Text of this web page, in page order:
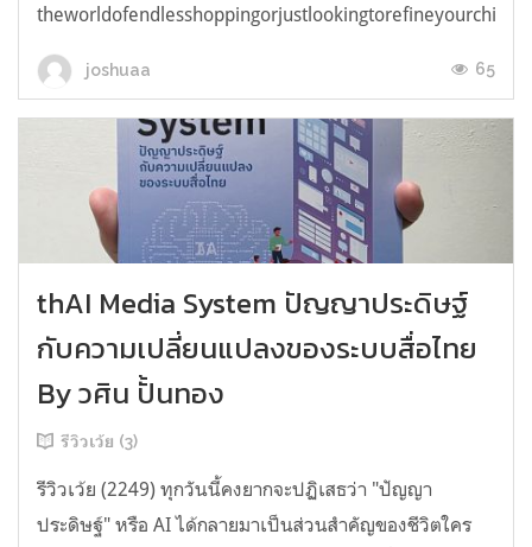
joshuaa 65
thAI Media System ปัญญาประดิษฐ์
กับความเปลี่ยนแปลงของระบบสื่อไทย
By วศิน ปั้นทอง
รีวิวเว้ย (3)
รีวิวเว้ย (2249) ทุกวันนี้คงยากจะปฏิเสธว่า "ปัญญา
ประดิษฐ์" หรือ AI ได้กลายมาเป็นส่วนสำคัญของชีวิตใคร